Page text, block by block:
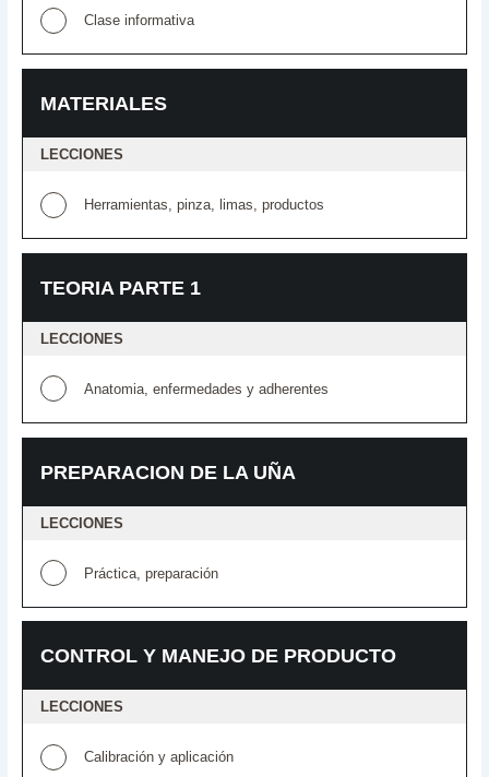
Clase informativa
MATERIALES
LECCIONES
Herramientas, pinza, limas, productos
TEORIA PARTE 1
LECCIONES
Anatomia, enfermedades y adherentes
PREPARACION DE LA UÑA
LECCIONES
Práctica, preparación
CONTROL Y MANEJO DE PRODUCTO
LECCIONES
Calibración y aplicación